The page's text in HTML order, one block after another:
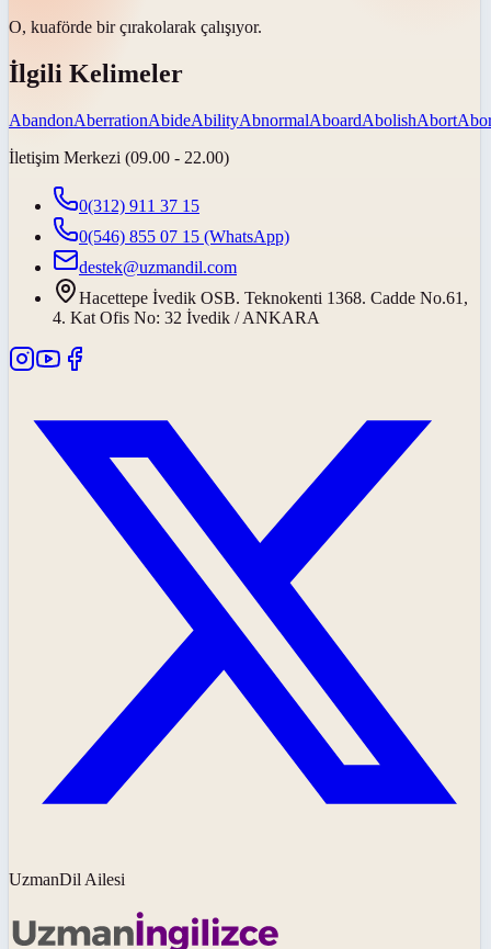
O, kuaförde bir çırakolarak çalışıyor.
İlgili Kelimeler
AbandonAberrationAbideAbilityAbnormalAboardAbolishAbort
İletişim Merkezi (09.00 - 22.00)
0(312) 911 37 15
0(546) 855 07 15 (WhatsApp)
destek@uzmandil.com
Hacettepe İvedik OSB. Teknokenti 1368. Cadde No.61,
4. Kat Ofis No: 32 İvedik / ANKARA
UzmanDil Ailesi